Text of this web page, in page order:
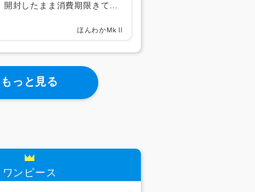
開封したまま消費期限きて使
ほんわかMkⅡ
もっと見る
ワンピース